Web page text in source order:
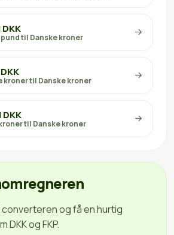
til Danske kroner
kroner til Danske kroner
DKK
til Danske kroner
og få en hurtig
DKK og FKP.